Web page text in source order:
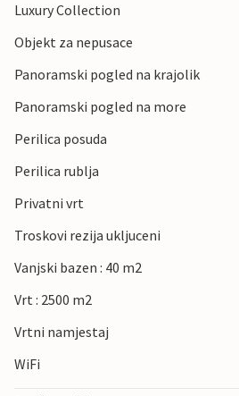
Luxury Collection
Objekt za nepusace
Panoramski pogled na krajolik
Panoramski pogled na more
Perilica posuda
Perilica rublja
Privatni vrt
Troskovi rezija ukljuceni
Vanjski bazen : 40 m2
Vrt : 2500 m2
Vrtni namjestaj
WiFi